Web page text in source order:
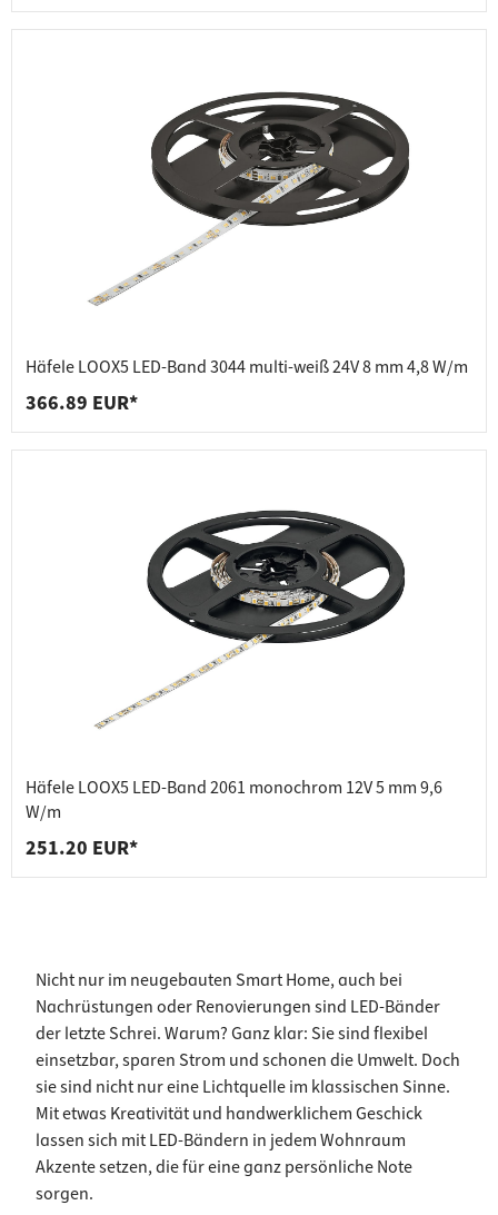
Häfele LOOX5 LED-Band 3044 multi-weiß 24V 8 mm 4,8 W/m
366.89 EUR*
Häfele LOOX5 LED-Band 2061 monochrom 12V 5 mm 9,6
W/m
251.20 EUR*
Nicht nur im neugebauten Smart Home, auch bei
Nachrüstungen oder Renovierungen sind LED-Bänder
der letzte Schrei. Warum? Ganz klar: Sie sind flexibel
einsetzbar, sparen Strom und schonen die Umwelt. Doch
sie sind nicht nur eine Lichtquelle im klassischen Sinne.
Mit etwas Kreativität und handwerklichem Geschick
lassen sich mit LED-Bändern in jedem Wohnraum
Akzente setzen, die für eine ganz persönliche Note
sorgen.